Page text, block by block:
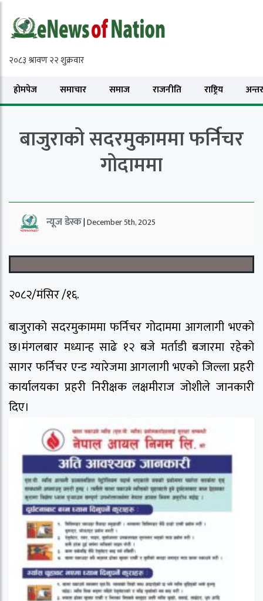
होमपेज समाचार समाज राजनीति राष्ट्रिय
बाजुराको सदरमुकाममा फर्निचर
गोदाममा
न्यूज डेस्क|December 5th, 2025
२०८२/मंसिर /१६.
बाजुराको सदरमुकाममा फर्निचर गोदाममा आगलागी भएको
छ।मंगलबार मध्यान्ह साढे १२ बजे मर्ताडी बजारमा रहेको
सागर फर्निचर एन्ड ग्यारेजमा आगलागी भएको जिल्ला प्रहरी
कार्यालयका प्रहरी निरीक्षक लक्षमीराज जोशीले जानकारी
दिए।